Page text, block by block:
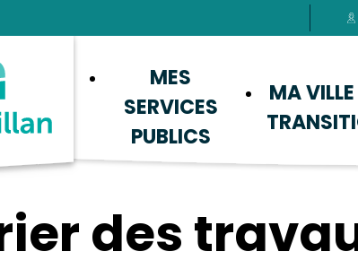
MES
SERVICES
PUBLICS
MA
des